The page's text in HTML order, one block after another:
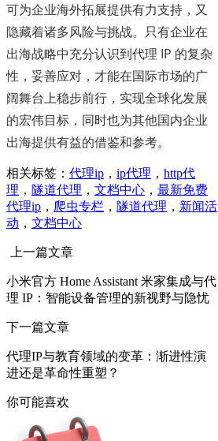
可为企业海外拓展提供有力支持，又
隐藏着诸多风险与挑战。只有企业在
出海战略中充分认识到代理 IP 的复杂
性，妥善应对，才能在国际市场的广
阔舞台上稳步前行，实现全球化发展
的宏伟目标，同时也为其他国内企业
出海提供有益的借鉴和参考。
相关标签： 代理ip ， ip代理 ， http代
理 ， 隧道代理 ， 文档中心 ， 最新免费
代理ip ， 爬虫专栏 ， 隧道代理 ， 新闻活
动 ， 文档中心
上一篇文章
小米官方 Home Assistant 米家集成与代
理 IP：智能设备管理的新视野与隐忧
下一篇文章
代理IP与教育领域的变革：渐进性演
进还是革命性重塑？
你可能喜欢